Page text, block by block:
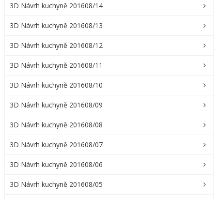
3D Návrh kuchyně 201608/14
3D Návrh kuchyně 201608/13
3D Návrh kuchyně 201608/12
3D Návrh kuchyně 201608/11
3D Návrh kuchyně 201608/10
3D Návrh kuchyně 201608/09
3D Návrh kuchyně 201608/08
3D Návrh kuchyně 201608/07
3D Návrh kuchyně 201608/06
3D Návrh kuchyně 201608/05